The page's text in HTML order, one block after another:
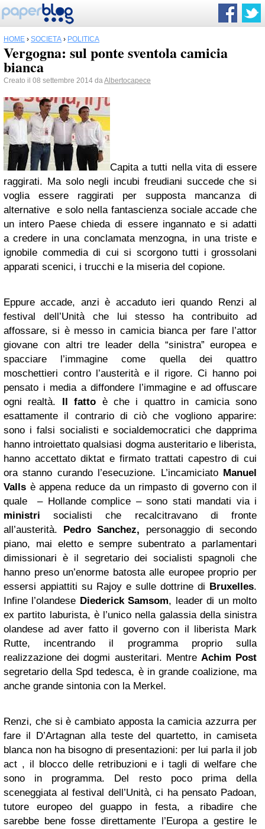
HOME › SOCIETÀ › POLITICA
Vergogna: sul ponte sventola camicia
bianca
Creato il 08 settembre 2014 daAlbertocapece
Capita a tutti nella vita di essere
raggirati. Ma solo negli incubi freudiani succede che si
voglia essere raggirati per supposta mancanza di
alternative e solo nella fantascienza sociale accade che
un intero Paese chieda di essere ingannato e si adatti
a credere in una conclamata menzogna, in una triste e
ignobile commedia di cui si scorgono tutti i grossolani
apparati scenici, i trucchi e la miseria del copione.
Eppure accade, anzi è accaduto ieri quando Renzi al
festival dell’Unità che lui stesso ha contribuito ad
affossare, si è messo in camicia bianca per fare l’attor
giovane con altri tre leader della “sinistra” europea e
spacciare l’immagine come quella dei quattro
moschettieri contro l’austerità e il rigore. Ci hanno poi
pensato i media a diffondere l’immagine e ad offuscare
ogni realtà. Il fatto è che i quattro in camicia sono
esattamente il contrario di ciò che vogliono apparire:
sono i falsi socialisti e socialdemocratici che dapprima
hanno introiettato qualsiasi dogma austeritario e liberista,
hanno accettato diktat e firmato trattati capestro di cui
ora stanno curando l’esecuzione. L’incamiciatoManuel
Valls è appena reduce da un rimpasto di governo con il
quale – Hollande complice – sono stati mandati via i
ministri socialisti che recalcitravano di fronte
all’austerità. Pedro Sanchez, personaggio di secondo
piano, mai eletto e sempre subentrato a parlamentari
dimissionari è il segretario dei socialisti spagnoli che
hanno preso un’enorme batosta alle europee proprio per
essersi appiattiti su Rajoy e sulle dottrine di Bruxelles.
Infine l’olandese Diederick Samsom, leader di un molto
ex partito laburista, è l’unico nella galassia della sinistra
olandese ad aver fatto il governo con il liberista Mark
Rutte, incentrando il programma proprio sulla
realizzazione dei dogmi austeritari. Mentre Achim Post
segretario della Spd tedesca, è in grande coalizione, ma
anche grande sintonia con la Merkel.
Renzi, che si è cambiato apposta la camicia azzurra per
fare il D’Artagnan alla teste del quartetto, in camiseta
blanca non ha bisogno di presentazioni: per lui parla il job
act , il blocco delle retribuzioni e i tagli di welfare che
sono in programma. Del resto poco prima della
sceneggiata al festival dell’Unità, ci ha pensato Padoan,
tutore europeo del guappo in festa, a ribadire che
sarebbe bene fosse direttamente l’Europa a gestire le